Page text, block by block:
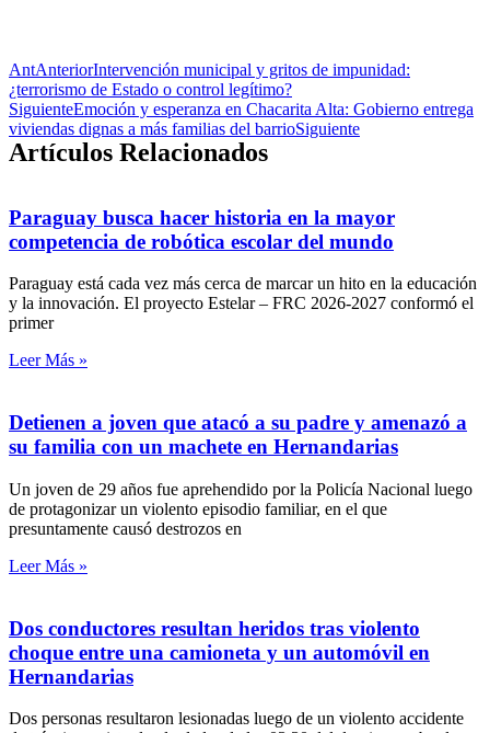
AntAnteriorIntervención municipal y gritos de impunidad:
¿terrorismo de Estado o control legítimo?
SiguienteEmoción y esperanza en Chacarita Alta: Gobierno entrega
viviendas dignas a más familias del barrioSiguiente
Artículos Relacionados
Paraguay busca hacer historia en la mayor
competencia de robótica escolar del mundo
Paraguay está cada vez más cerca de marcar un hito en la educación
y la innovación. El proyecto Estelar – FRC 2026-2027 conformó el
primer
Leer Más »
Detienen a joven que atacó a su padre y amenazó a
su familia con un machete en Hernandarias
Un joven de 29 años fue aprehendido por la Policía Nacional luego
de protagonizar un violento episodio familiar, en el que
presuntamente causó destrozos en
Leer Más »
Dos conductores resultan heridos tras violento
choque entre una camioneta y un automóvil en
Hernandarias
Dos personas resultaron lesionadas luego de un violento accidente